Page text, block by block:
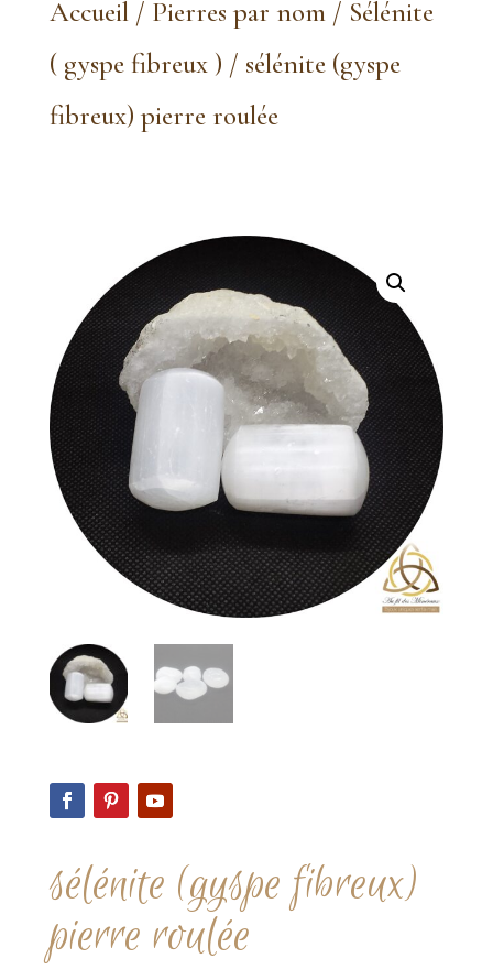
Accueil/ Pierres par nom/ Sélénite
( gyspe fibreux ) / sélénite (gyspe
fibreux) pierre roulée
sélénite (gyspe fibreux)
pierre roulée